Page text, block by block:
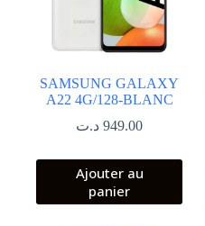
SAMSUNG GALAXY
A22 4G/128-BLANC
949.00 د.ت
Ajouter au
panier